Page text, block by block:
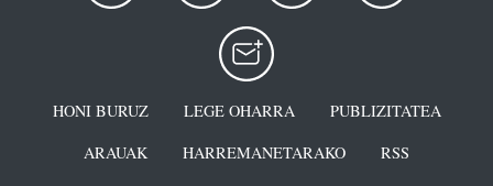
HONI BURUZ LEGE OHARRA
PUBLIZITATEA
ARAUAK
HARREMANETARAKO RSS